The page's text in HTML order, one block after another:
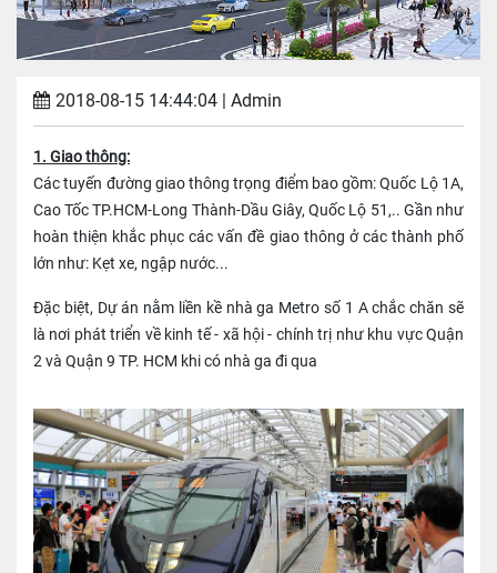
2018-08-15 14:44:04 | Admin
1. Giao thông:
Các tuyến đường giao thông trọng điểm bao gồm: Quốc Lộ 1A,
Cao Tốc TP.HCM-Long Thành-Dầu Giây, Quốc Lộ 51,.. Gần như
hoàn thiện khắc phục các vấn đề giao thông ở các thành phố
lớn như: Kẹt xe, ngập nước...
Đặc biệt, Dự án nằm liền kề nhà ga Metro số 1 A chắc chăn sẽ
là nơi phát triển về kinh tế - xã hội - chính trị như khu vực Quận
2 và Quận 9 TP. HCM khi có nhà ga đi qua